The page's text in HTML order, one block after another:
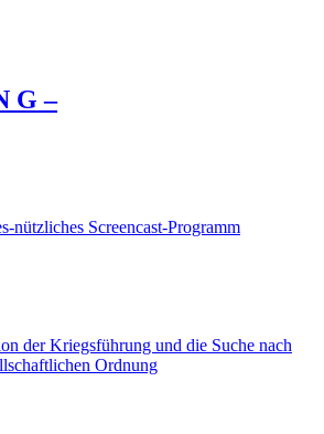
G –
nützliches Screencast-Programm
der Kriegsführung und die Suche nach
Ordnung